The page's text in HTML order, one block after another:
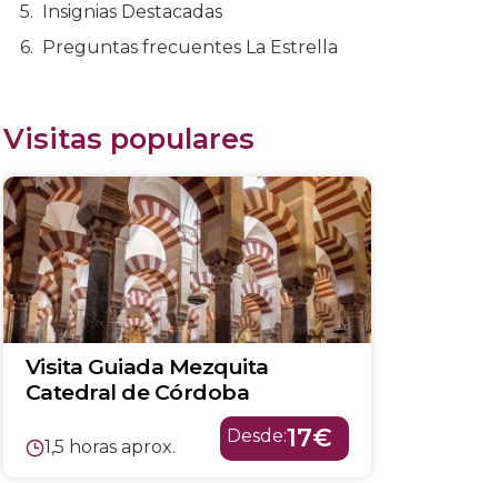
Insignias Destacadas
Preguntas frecuentes La Estrella
Visitas populares
Visita Guiada Mezquita
Catedral de Córdoba
1,5 horas aprox.
Desde:17€